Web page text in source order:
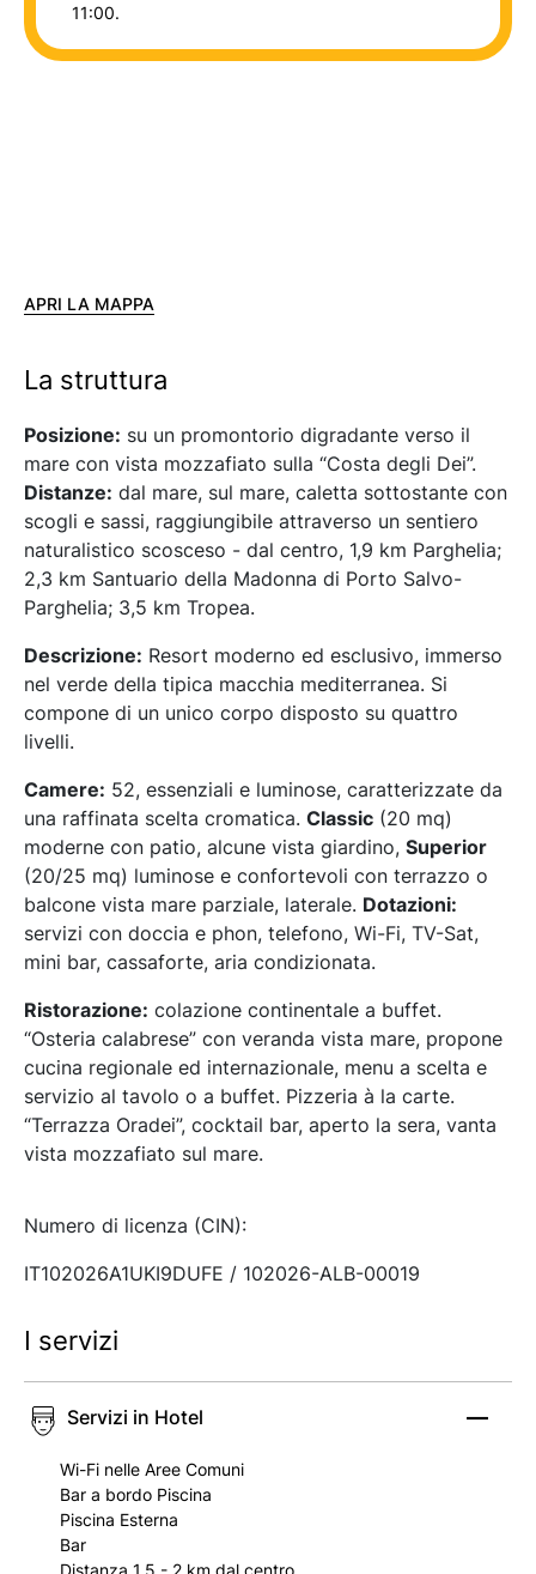
APRI LA MAPPA
La struttura
Posizione: su un promontorio digradante verso il
mare con vista mozzafiato sulla “Costa degli Dei”.
Distanze: dal mare, sul mare, caletta sottostante con
scogli e sassi, raggiungibile attraverso un sentiero
naturalistico scosceso - dal centro, 1,9 km Parghelia;
2,3 km Santuario della Madonna di Porto Salvo-
Parghelia; 3,5 km Tropea.
Descrizione: Resort moderno ed esclusivo, immerso
nel verde della tipica macchia mediterranea. Si
compone di un unico corpo disposto su quattro
livelli.
Camere: 52, essenziali e luminose, caratterizzate da
una raffinata scelta cromatica. Classic (20 mq)
moderne con patio, alcune vista giardino, Superior
(20/25 mq) luminose e confortevoli con terrazzo o
balcone vista mare parziale, laterale. Dotazioni:
servizi con doccia e phon, telefono, Wi-Fi, TV-Sat,
mini bar, cassaforte, aria condizionata.
Ristorazione: colazione continentale a buffet.
“Osteria calabrese” con veranda vista mare, propone
cucina regionale ed internazionale, menu a scelta e
servizio al tavolo o a buffet. Pizzeria à la carte.
“Terrazza Oradei”, cocktail bar, aperto la sera, vanta
vista mozzafiato sul mare.
Numero di licenza (CIN):
IT102026A1UKI9DUFE / 102026-ALB-00019
I servizi
Servizi in Hotel
Wi-Fi nelle Aree Comuni
Bar a bordo Piscina
Piscina Esterna
Bar
Distanza 1.5 - 2 km dal centro
11:00.